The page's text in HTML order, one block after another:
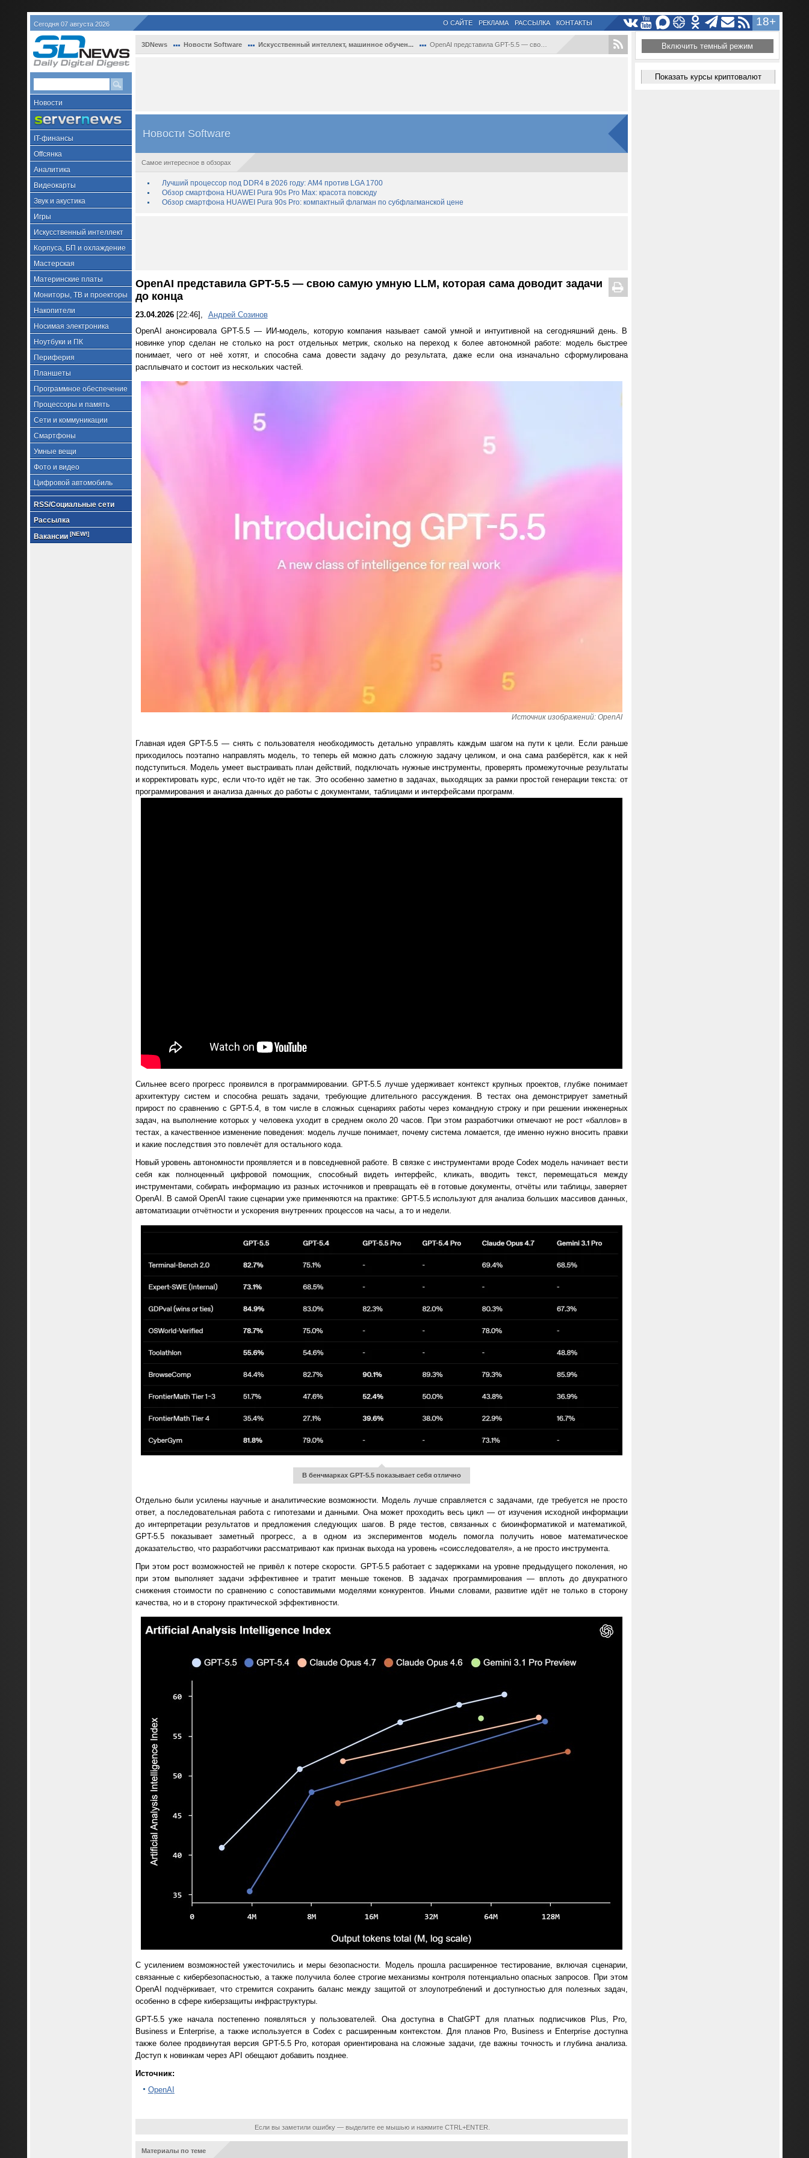
Сегодня 07 августа 2026 18+
О САЙТЕ РЕКЛАМА РАССЫЛКА КОНТАКТЫ
Новости
IT-финансы
Offсянка
Аналитика
Видеокарты
Звук и акустика
Игры
Искусственный интеллект
Корпуса, БП и охлаждение
Мастерская
Материнские платы
Мониторы, ТВ и проекторы
Накопители
Носимая электроника
Ноутбуки и ПК
Периферия
Планшеты
Программное обеспечение
Процессоры и память
Сети и коммуникации
Смартфоны
Умные вещи
Фото и видео
Цифровой автомобиль
RSS/Социальные сети
Рассылка
Вакансии [NEW!]
3DNews Новости Software Искусственный интеллект, машинное обучен... OpenAI представила GPT-5.5 — свою самую ...
Новости Software
Самое интересное в обзорах
Лучший процессор под DDR4 в 2026 году: AM4 против LGA 1700
Обзор смартфона HUAWEI Pura 90s Pro Max: красота повсюду
Обзор смартфона HUAWEI Pura 90s Pro: компактный флагман по субфлагманской цене
OpenAI представила GPT-5.5 — свою самую умную LLM, которая сама доводит задачи
до конца
23.04.2026[22:46],
Андрей Созинов
OpenAI анонсировала GPT-5.5 — ИИ-модель, которую компания называет самой умной и интуитивной на сегодняшний день. В
новинке упор сделан не столько на рост отдельных метрик, сколько на переход к более автономной работе: модель быстрее
понимает, чего от неё хотят, и способна сама довести задачу до результата, даже если она изначально сформулирована
расплывчато и состоит из нескольких частей.
Источник изображений: OpenAI
Главная идея GPT-5.5 — снять с пользователя необходимость детально управлять каждым шагом на пути к цели. Если раньше
приходилось поэтапно направлять модель, то теперь ей можно дать сложную задачу целиком, и она сама разберётся, как к ней
подступиться. Модель умеет выстраивать план действий, подключать нужные инструменты, проверять промежуточные результаты
и корректировать курс, если что-то идёт не так. Это особенно заметно в задачах, выходящих за рамки простой генерации текста: от
программирования и анализа данных до работы с документами, таблицами и интерфейсами программ.
Сильнее всего прогресс проявился в программировании. GPT-5.5 лучше удерживает контекст крупных проектов, глубже понимает
архитектуру систем и способна решать задачи, требующие длительного рассуждения. В тестах она демонстрирует заметный
прирост по сравнению с GPT-5.4, в том числе в сложных сценариях работы через командную строку и при решении инженерных
задач, на выполнение которых у человека уходит в среднем около 20 часов. При этом разработчики отмечают не рост «баллов» в
тестах, а качественное изменение поведения: модель лучше понимает, почему система ломается, где именно нужно вносить правки
и какие последствия это повлечёт для остального кода.
Новый уровень автономности проявляется и в повседневной работе. В связке с инструментами вроде Codex модель начинает вести
себя как полноценный цифровой помощник, способный видеть интерфейс, кликать, вводить текст, перемещаться между
инструментами, собирать информацию из разных источников и превращать её в готовые документы, отчёты или таблицы, заверяет
OpenAI. В самой OpenAI такие сценарии уже применяются на практике: GPT-5.5 используют для анализа больших массивов данных,
автоматизации отчётности и ускорения внутренних процессов на часы, а то и недели.
В бенчмарках GPT-5.5 показывает себя отлично
Отдельно были усилены научные и аналитические возможности. Модель лучше справляется с задачами, где требуется не просто
ответ, а последовательная работа с гипотезами и данными. Она может проходить весь цикл — от изучения исходной информации
до интерпретации результатов и предложения следующих шагов. В ряде тестов, связанных с биоинформатикой и математикой,
GPT-5.5 показывает заметный прогресс, а в одном из экспериментов модель помогла получить новое математическое
доказательство, что разработчики рассматривают как признак выхода на уровень «соисследователя», а не просто инструмента.
При этом рост возможностей не привёл к потере скорости. GPT-5.5 работает с задержками на уровне предыдущего поколения, но
при этом выполняет задачи эффективнее и тратит меньше токенов. В задачах программирования — вплоть до двукратного
снижения стоимости по сравнению с сопоставимыми моделями конкурентов. Иными словами, развитие идёт не только в сторону
качества, но и в сторону практической эффективности.
С усилением возможностей ужесточились и меры безопасности. Модель прошла расширенное тестирование, включая сценарии,
связанные с кибербезопасностью, а также получила более строгие механизмы контроля потенциально опасных запросов. При этом
OpenAI подчёркивает, что стремится сохранить баланс между защитой от злоупотреблений и доступностью для полезных задач,
особенно в сфере киберзащиты инфраструктуры.
GPT-5.5 уже начала постепенно появляться у пользователей. Она доступна в ChatGPT для платных подписчиков Plus, Pro,
Business и Enterprise, а также используется в Codex с расширенным контекстом. Для планов Pro, Business и Enterprise доступна
также более продвинутая версия GPT-5.5 Pro, которая ориентирована на сложные задачи, где важны точность и глубина анализа.
Доступ к новинкам через API обещают добавить позднее.
Источник:
OpenAI
Если вы заметили ошибку — выделите ее мышью и нажмите CTRL+ENTER.
Материалы по теме
Включить темный режим
Показать курсы криптовалют